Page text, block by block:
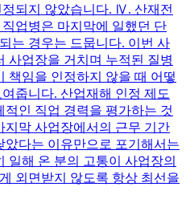
되지 않았습니다. Ⅳ. 산재전
업병은 마지막에 일했던 단
는 경우는 드뭅니다. 이번 사
사업장을 거치며 누적된 질병
책임을 인정하지 않을 때 어떻
줍니다. 산업재해 인정 제도
적인 직업 경력을 평가하는 것
지막 사업장에서의 근무 기간
았다는 이유만으로 포기해서는
일해 온 분의 고통이 사업장의
외면받지 않도록 항상 최선을